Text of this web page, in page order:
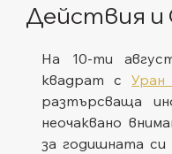
Действия
На 10-ти
квадрат с Уран
разтърсваща
неочаквано
за годишната си